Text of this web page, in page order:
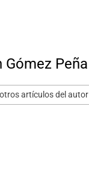
Gómez Peña
artículos del autor